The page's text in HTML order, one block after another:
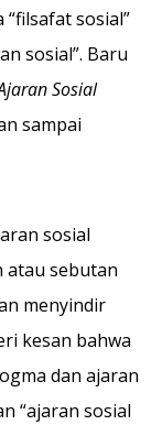
“filsafat sosial”
sosial”. Baru
Sosial
sampai
sosial
atau sebutan
menyindir
kesan bahwa
dan ajaran
“ajaran sosial